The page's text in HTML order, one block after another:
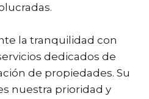
la tranquilidad con
dedicados de
de propiedades. Su
nuestra prioridad y